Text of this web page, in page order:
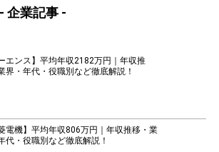
- 企業記事 -
エンス】平均年収2182万円｜年収推
界・年代・役職別など徹底解説！
電機】平均年収806万円｜年収推移・業
代・役職別など徹底解説！